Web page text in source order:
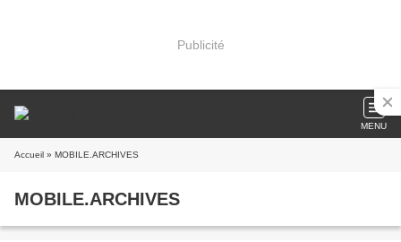
Publicité
MENU
Accueil » MOBILE.ARCHIVES
MOBILE.ARCHIVES